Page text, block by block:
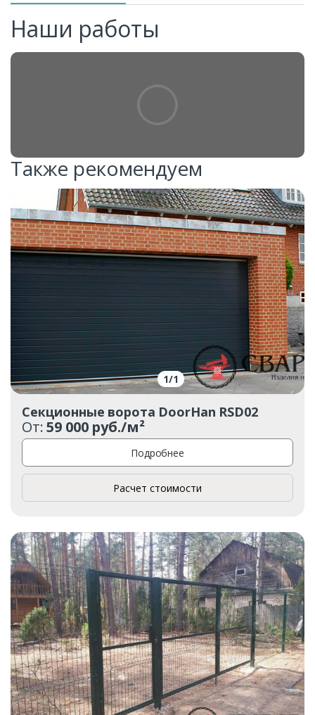
Наши работы
Также рекомендуем
1/1
Секционные ворота DoorHan RSD02
От:59 000 руб./м²
Подробнее
Расчет стоимости